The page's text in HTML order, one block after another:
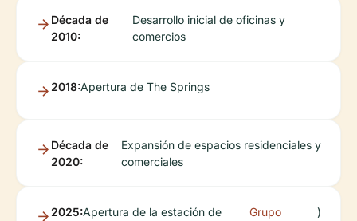
Década de
2010:
Desarrollo inicial de oficinas y
comercios
2018:Apertura de The Springs
Década de
2020:
Expansión de espacios residenciales y
comerciales
2025:Apertura de la estación de
Grupo
)